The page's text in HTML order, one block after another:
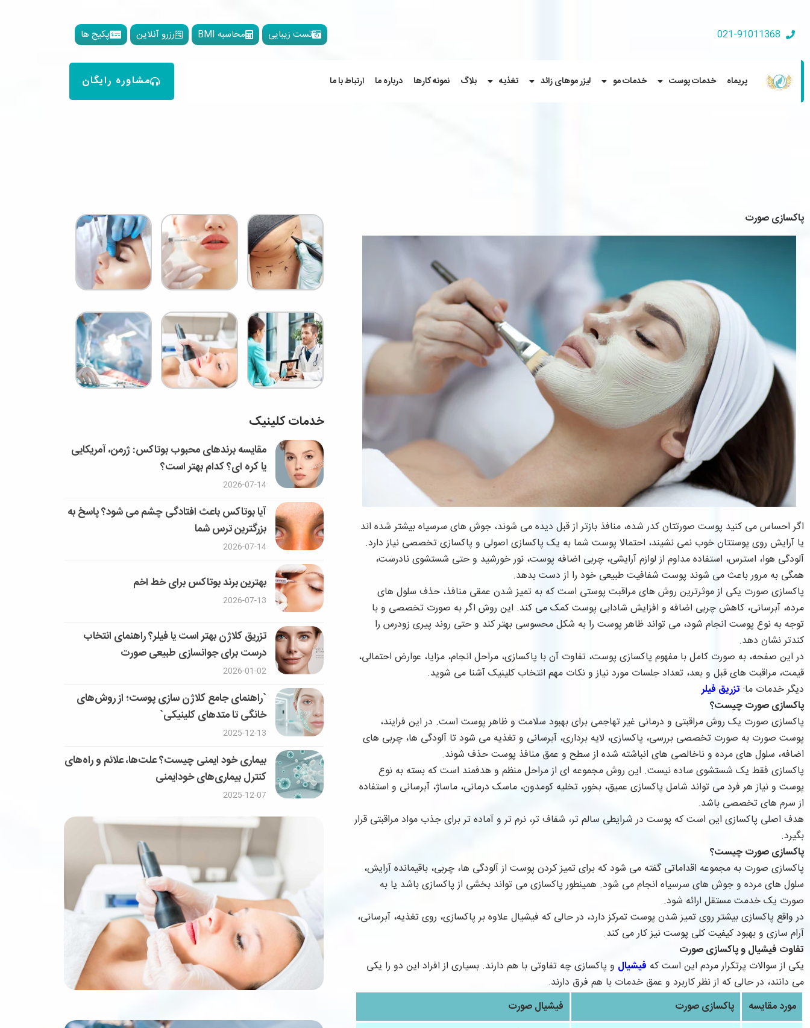
021-91011368 تست زیبایی محاسبه BMI رزرو آنلاین پکیج ها
پریماه خدمات پوست خدمات مو لیزر موهای زائد تغذیه بلاگ نمونه کارها درباره ما ارتباط با ما مشاوره رایگان
پاکسازی صورت
اگر احساس می کنید پوست صورتتان کدر شده، منافذ بازتر از قبل دیده می شوند، جوش های سرسیاه بیشتر شده اند
یا آرایش روی پوستتان خوب نمی نشیند، احتمالا پوست شما به یک پاکسازی اصولی و پاکسازی تخصصی نیاز دارد.
آلودگی هوا، استرس، استفاده مداوم از لوازم آرایشی، چربی اضافه پوست، نور خورشید و حتی شستشوی نادرست،
همگی به مرور باعث می شوند پوست شفافیت طبیعی خود را از دست بدهد.
پاکسازی صورت یکی از موثرترین روش های مراقبت پوستی است که به تمیز شدن عمقی منافذ، حذف سلول های
مرده، آبرسانی، کاهش چربی اضافه و افزایش شادابی پوست کمک می کند. این روش اگر به صورت تخصصی و با
توجه به نوع پوست انجام شود، می تواند ظاهر پوست را به شکل محسوسی بهتر کند و حتی روند پیری زودرس را
کندتر نشان دهد.
در این صفحه، به صورت کامل با مفهوم پاکسازی پوست، تفاوت آن با پاکسازی، مراحل انجام، مزایا، عوارض احتمالی،
قیمت، مراقبت های قبل و بعد، تعداد جلسات مورد نیاز و نکات مهم انتخاب کلینیک آشنا می شوید.
دیگر خدمات ما: تزریق فیلر
پاکسازی صورت چیست؟
پاکسازی صورت یک روش مراقبتی و درمانی غیر تهاجمی برای بهبود سلامت و ظاهر پوست است. در این فرایند،
پوست صورت به صورت تخصصی بررسی، پاکسازی، لایه برداری، آبرسانی و تغذیه می شود تا آلودگی ها، چربی های
اضافه، سلول های مرده و ناخالصی های انباشته شده از سطح و عمق منافذ پوست حذف شوند.
پاکسازی فقط یک شستشوی ساده نیست. این روش مجموعه ای از مراحل منظم و هدفمند است که بسته به نوع
پوست و نیاز هر فرد می تواند شامل پاکسازی عمیق، بخور، تخلیه کومدون، ماسک درمانی، ماساژ، آبرسانی و استفاده
از سرم های تخصصی باشد.
هدف اصلی پاکسازی این است که پوست در شرایطی سالم تر، شفاف تر، نرم تر و آماده تر برای جذب مواد مراقبتی قرار
بگیرد.
پاکسازی صورت چیست؟
پاکسازی صورت به مجموعه اقداماتی گفته می شود که برای تمیز کردن پوست از آلودگی ها، چربی، باقیمانده آرایش،
سلول های مرده و جوش های سرسیاه انجام می شود. همینطور پاکسازی می تواند بخشی از پاکسازی باشد یا به
صورت یک خدمت مستقل ارائه شود.
در واقع پاکسازی بیشتر روی تمیز شدن پوست تمرکز دارد، در حالی که فیشیال علاوه بر پاکسازی، روی تغذیه، آبرسانی،
آرام سازی و بهبود کیفیت کلی پوست نیز کار می کند.
تفاوت فیشیال و پاکسازی صورت
یکی از سوالات پرتکرار مردم این است که فیشیال و پاکسازی چه تفاوتی با هم دارند. بسیاری از افراد این دو را یکی
می دانند، در حالی که از نظر کاربرد و عمق خدمات با هم فرق دارند.
مورد مقایسه
پاکسازی صورت
فیشیال صورت
خدمات کلینیک
مقایسه برندهای محبوب بوتاکس: ژرمن، آمریکایی
یا کره ای؟ کدام بهتر است؟
2026-07-14
آیا بوتاکس باعث افتادگی چشم می شود؟ پاسخ به
بزرگترین ترس شما
2026-07-14
بهترین برند بوتاکس برای خط اخم
2026-07-13
تزریق کلاژن بهتر است یا فیلر؟ راهنمای انتخاب
درست برای جوانسازی طبیعی صورت
2026-01-02
`راهنمای جامع کلاژن سازی پوست؛ از روش‌های
خانگی تا متدهای کلینیکی`
2025-12-13
بیماری خود ایمنی چیست؟ علت‌ها، علائم و راه‌های
کنترل بیماری‌های خودایمنی
2025-12-07